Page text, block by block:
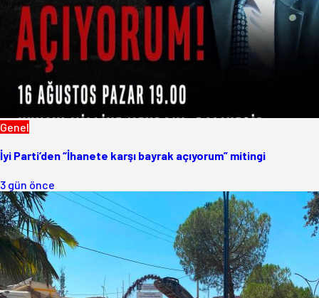
Genel
İyi Parti’den “İhanete karşı bayrak açıyorum” mitingi
3 gün önce